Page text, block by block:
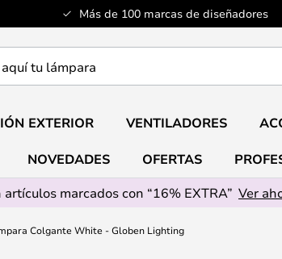
Más de 100 marcas de diseñadores
EXTERIOR VENTILADORES
NOVEDADES OFERTAS
artículos marcados con “16% EXTRA” Ver
Colgante White - Globen Lighting